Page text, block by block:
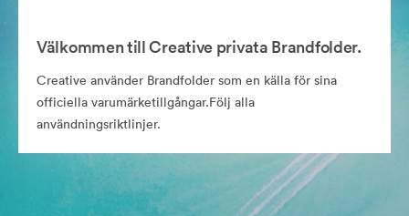
Välkommen till Creative privata Brandfolder.
Creative använder Brandfolder som en källa för sina
officiella varumärketillgångar.Följ alla
användningsriktlinjer.